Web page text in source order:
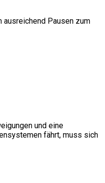
ausreichend Pausen zum
und eine
fährt, muss sich